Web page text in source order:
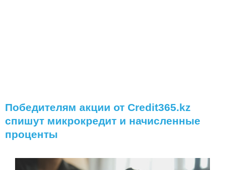
Победителям акции от Credit365.kz
спишут микрокредит и начисленные
проценты